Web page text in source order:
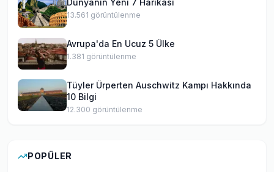
Dünyanın Yeni 7 Harikası
13.561 görüntülenme
Avrupa'da En Ucuz 5 Ülke
1.381 görüntülenme
Tüyler Ürperten Auschwitz Kampı Hakkında
10 Bilgi
12.300 görüntülenme
POPÜLER